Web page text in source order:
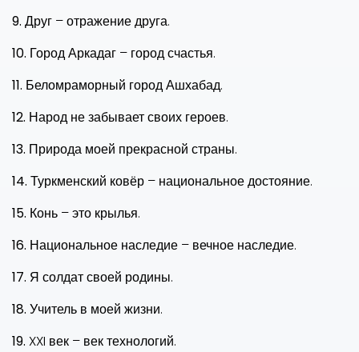
9. Друг – отражение друга.
10. Город Аркадаг – город счастья.
11. Беломраморный город Ашхабад.
12. Народ не забывает своих героев.
13. Природа моей прекрасной страны.
14. Туркменский ковёр – национальное достояние.
15. Конь – это крылья.
16. Национальное наследие – вечное наследие.
17. Я солдат своей родины.
18. Учитель в моей жизни.
19. XXI век – век технологий.